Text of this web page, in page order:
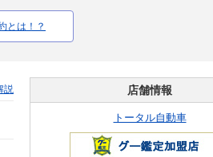
とは！？
説 店舗情報
トータル自動車